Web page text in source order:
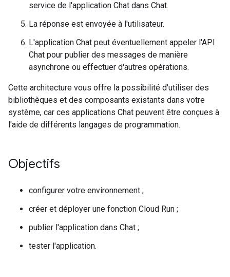
service de l'application Chat dans Chat.
La réponse est envoyée à l'utilisateur.
L'application Chat peut éventuellement appeler l'API
Chat pour publier des messages de manière
asynchrone ou effectuer d'autres opérations.
Cette architecture vous offre la possibilité d'utiliser des
bibliothèques et des composants existants dans votre
système, car ces applications Chat peuvent être conçues à
l'aide de différents langages de programmation.
Objectifs
configurer votre environnement ;
créer et déployer une fonction Cloud Run ;
publier l'application dans Chat ;
tester l'application.